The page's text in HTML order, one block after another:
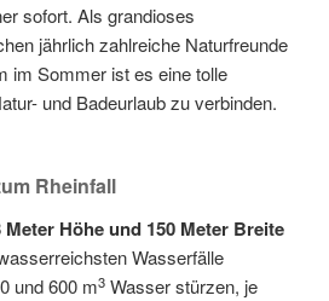
sofort. Als grandioses
jährlich zahlreiche Naturfreunde
im Sommer ist es eine tolle
und Badeurlaub zu verbinden.
Rheinfall
Meter Höhe und 150 Meter Breite
Wasserfälle
und 600 m3 Wasser stürzen, je